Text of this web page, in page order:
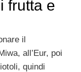
frutta e
il
all’Eur, poi
quindi